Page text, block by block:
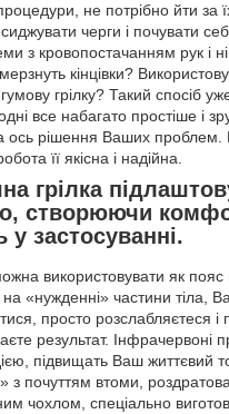
не потрібно йти за
черги і почувати
з кровопостачанням рук і
кінцівки?
грілку? Такий спосіб
все набагато простіше і
ось рішення Ваших проблем.
її якісна і надійна.
грілка
створюючи
у застосуванні.
використовувати як пояс
«нужденні» частини тіла,
просто розслабляєтеся і
результат. Інфрачервоні
підвищать Ваш життєвий
з почуттям втоми,
чохлом, спеціально